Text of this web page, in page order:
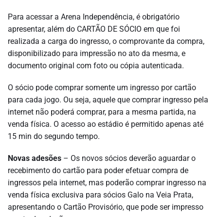
Para acessar a Arena Independência, é obrigatório
apresentar, além do CARTÃO DE SÓCIO em que foi
realizada a carga do ingresso, o comprovante da compra,
disponibilizado para impressão no ato da mesma, e
documento original com foto ou cópia autenticada.
O sócio pode comprar somente um ingresso por cartão
para cada jogo. Ou seja, aquele que comprar ingresso pela
internet não poderá comprar, para a mesma partida, na
venda física. O acesso ao estádio é permitido apenas até
15 min do segundo tempo.
Novas adesões – Os novos sócios deverão aguardar o
recebimento do cartão para poder efetuar compra de
ingressos pela internet, mas poderão comprar ingresso na
venda física exclusiva para sócios Galo na Veia Prata,
apresentando o Cartão Provisório, que pode ser impresso